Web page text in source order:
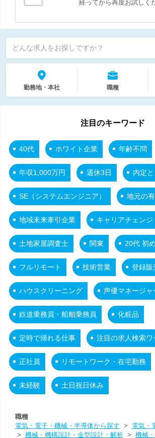
経ってから再度お試しく
どんな求人をお探しですか？
勤務地・本社 職種
注目のキーワード
40代 ホワイト企業 年齢不問
年収1,000万円 週休3日 内定
SE（システムエンジニア） 地元の
地域未来牽引企業 キャリアチェンジ
土地家屋調査士 関東 20代 初
フルリモート 技術営業 登録販
ハウスクリーニング 声優マネージャ
鉄道乗務員・船舶乗務員 化粧品
定時で帰れる仕事 注目の求人検索ワ
正社員 リモートワーク・在宅勤務
未経験 土日祝日休み
職種
電気・電子・機械・半導体から探す > 電気・
> 機械・機構設計・金型設計・解析> 機械